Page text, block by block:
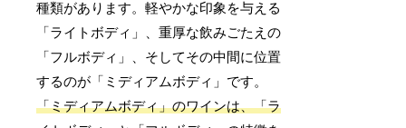
種類があります。軽やかな印象を与える
「ライトボディ」、重厚な飲みごたえの
「フルボディ」、そしてその中間に位置
するのが「ミディアムボディ」です。
「ミディアムボディ」のワインは、「ラ